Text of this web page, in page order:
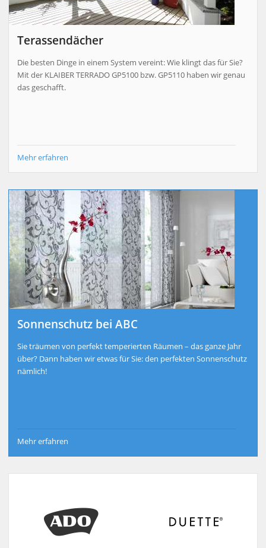
Terassendächer
Die besten Dinge in einem System vereint: Wie klingt das für Sie?
Mit der KLAIBER TERRADO GP5100 bzw. GP5110 haben wir genau
das geschafft.
Mehr erfahren
Sonnenschutz bei ABC
Sie träumen von perfekt temperierten Räumen – das ganze Jahr
über? Dann haben wir etwas für Sie: den perfekten Sonnenschutz
nämlich!
Mehr erfahren